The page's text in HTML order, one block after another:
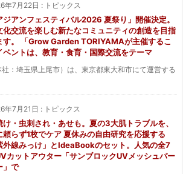
年7月22日 : トピックス
ジアンフェスティバル2026 夏祭り」開催決定。
化交流を楽しむ新たなコミュニティの創造を目指
す。 「Grow Garden TORIYAMAが主催するこ
ベントは、教育・食育・国際交流をテーマ
：埼玉県上尾市）は、東京都東大和市にて運営する
年7月21日 : トピックス
け・虫刺され・あせも。夏の3大肌トラブルを、
頼らず1枚でケア 夏休みの自由研究を応援する
外線みっけ」とIdeaBookのセット。人気の全7
カットアウター「サンブロックUVメッシュパー
」で